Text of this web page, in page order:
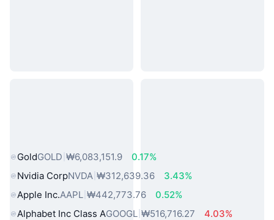
GoldGOLD ₩6,083,151.9
0.17%
Nvidia CorpNVDA ₩312,639.36
3.43%
Apple Inc.AAPL ₩442,773.76
0.52%
Alphabet Inc Class AGOOGL ₩516,716.27
4.03%